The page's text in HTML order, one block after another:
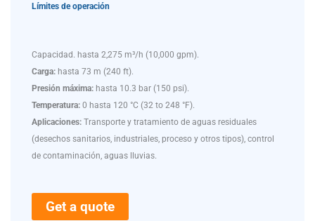
Límites de operación
Capacidad. hasta 2,275 m³/h (10,000 gpm).
Carga: hasta 73 m (240 ft).
Presión máxima: hasta 10.3 bar (150 psi).
Temperatura: 0 hasta 120 °C (32 to 248 °F).
Aplicaciones: Transporte y tratamiento de aguas residuales
(desechos sanitarios, industriales, proceso y otros tipos), control
de contaminación, aguas lluvias.
Get a quote